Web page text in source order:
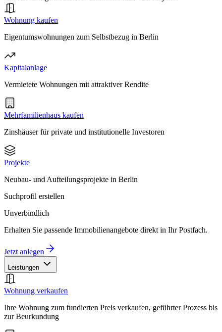
Wohnung kaufen
Eigentumswohnungen zum Selbstbezug in Berlin
Kapitalanlage
Vermietete Wohnungen mit attraktiver Rendite
Mehrfamilienhaus kaufen
Zinshäuser für private und institutionelle Investoren
Projekte
Neubau- und Aufteilungsprojekte in Berlin
Suchprofil erstellen
Unverbindlich
Erhalten Sie passende Immobilienangebote direkt in Ihr Postfach.
Jetzt anlegen
Leistungen
Wohnung verkaufen
Ihre Wohnung zum fundierten Preis verkaufen, geführter Prozess bis
zur Beurkundung